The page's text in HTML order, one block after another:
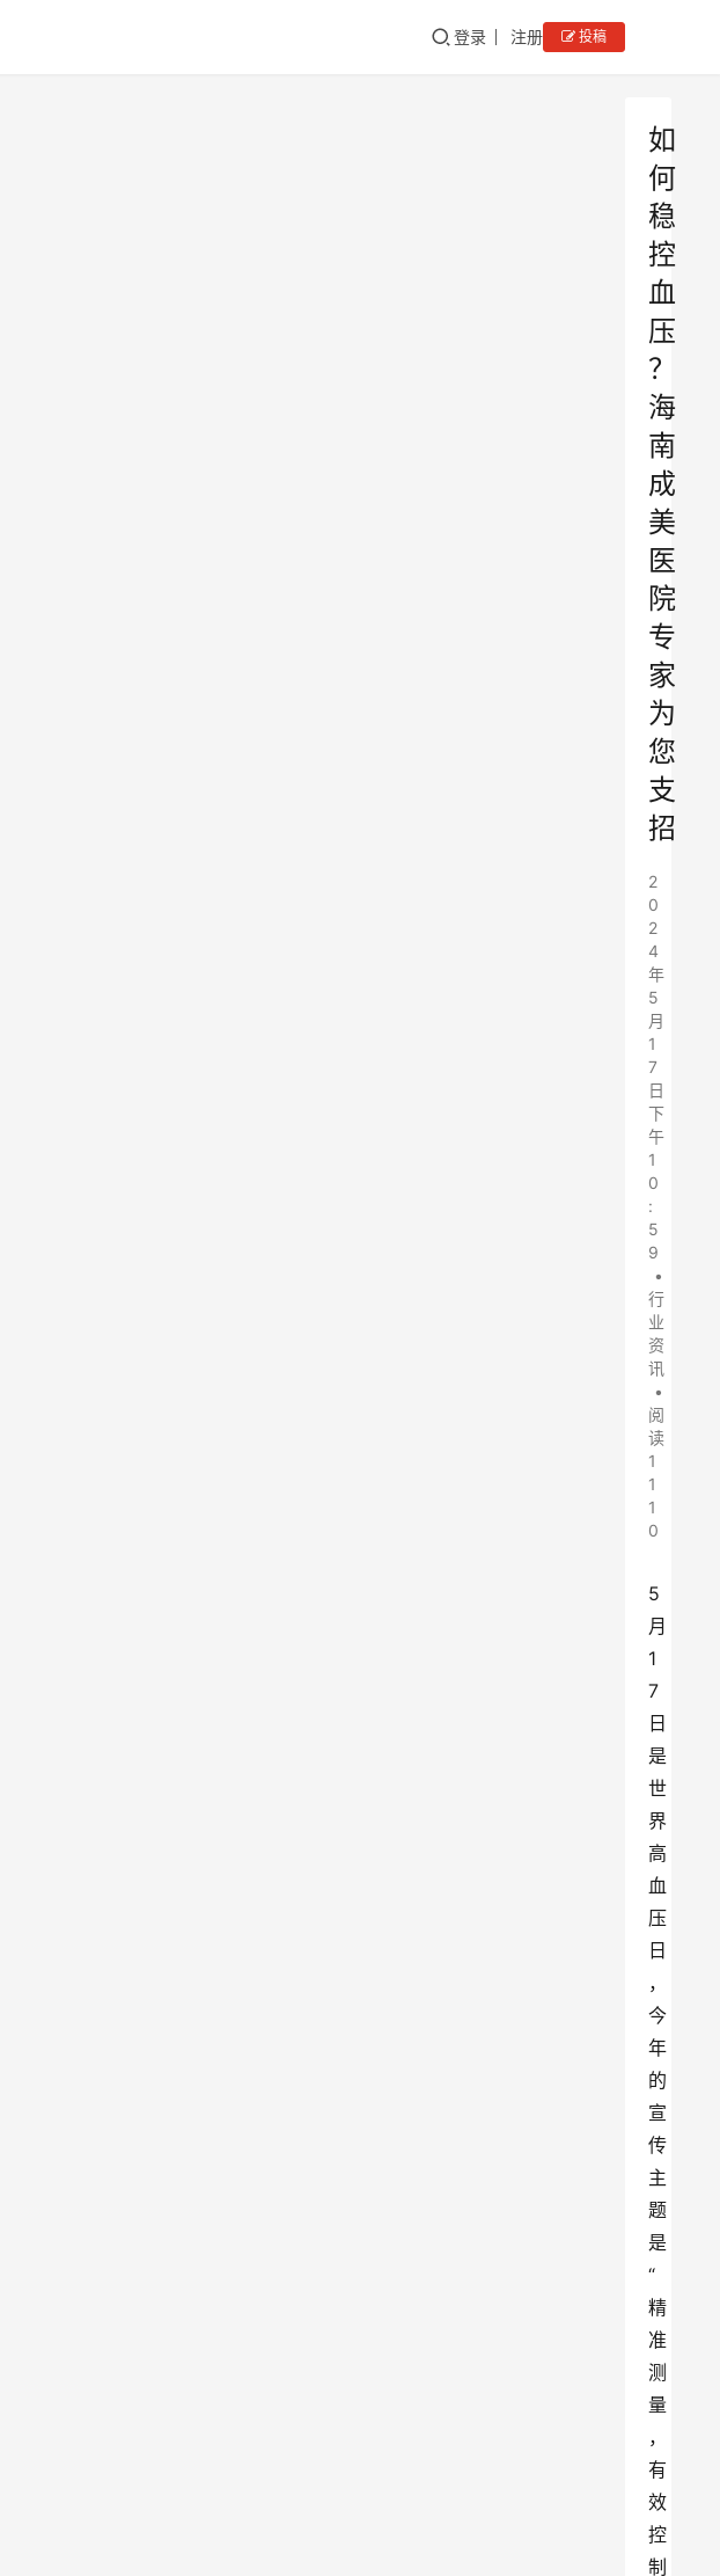
登录 注册 投稿
如
何
稳
控
血
压
？
海
南
成
美
医
院
专
家
为
您
支
招
2
0
2
4
年
5
月
1
7
日
下
午
1
0
:
5
9
•
行
业
资
讯
•
阅
读
1
1
1
0
5
月
1
7
日
是
世
界
高
血
压
日
，
今
年
的
宣
传
主
题
是
“
精
准
测
量
，
有
效
控
制